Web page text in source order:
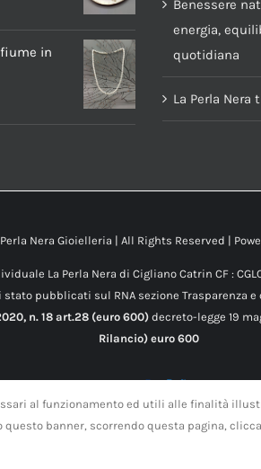
in
Benessere
energia,
quotidiana
La Perla Nera
Nera Gioielleria | All Rights Reserved |
La Perla Nera di Cigliano Catrin CF :
pubblicati sul RNA sezione Trasparenza
n. 18 art.28 (euro 600)decreto-legge 19
Rilancio) euro 600
al funzionamento ed utili alle finalità
questo banner, scorrendo questa pagina,